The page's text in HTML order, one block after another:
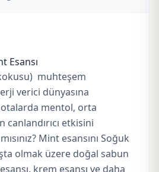
Esansı
muhteşem
verici dünyasına
mentol, orta
etkisini
Mint esansını Soğuk
olmak üzere doğal sabun
krem esansı ve daha